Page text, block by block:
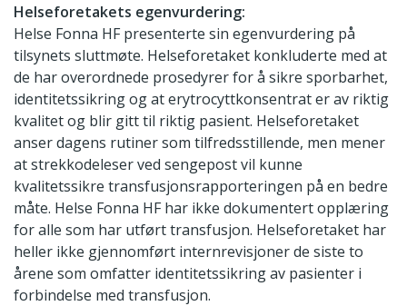
Helseforetakets egenvurdering:
Helse Fonna HF presenterte sin egenvurdering på
tilsynets sluttmøte. Helseforetaket konkluderte med at
de har overordnede prosedyrer for å sikre sporbarhet,
identitetssikring og at erytrocyttkonsentrat er av riktig
kvalitet og blir gitt til riktig pasient. Helseforetaket
anser dagens rutiner som tilfredsstillende, men mener
at strekkodeleser ved sengepost vil kunne
kvalitetssikre transfusjonsrapporteringen på en bedre
måte. Helse Fonna HF har ikke dokumentert opplæring
for alle som har utført transfusjon. Helseforetaket har
heller ikke gjennomført internrevisjoner de siste to
årene som omfatter identitetssikring av pasienter i
forbindelse med transfusjon.